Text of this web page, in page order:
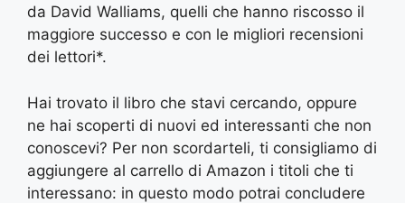
da David Walliams, quelli che hanno riscosso il
maggiore successo e con le migliori recensioni
dei lettori*.
Hai trovato il libro che stavi cercando, oppure
ne hai scoperti di nuovi ed interessanti che non
conoscevi? Per non scordarteli, ti consigliamo di
aggiungere al carrello di Amazon i titoli che ti
interessano: in questo modo potrai concludere